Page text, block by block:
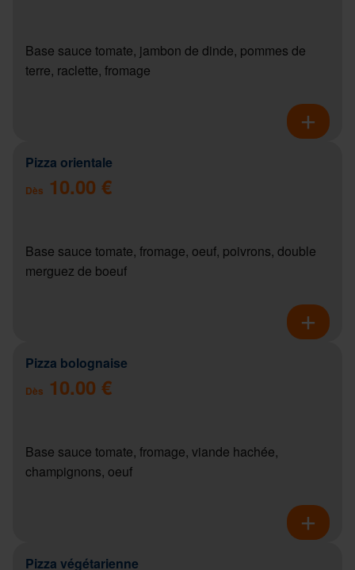
Base sauce tomate, jambon de dinde, pommes de
terre, raclette, fromage
Pizza orientale
Dès 10.00 €
Base sauce tomate, fromage, oeuf, poivrons, double
merguez de boeuf
Pizza bolognaise
Dès 10.00 €
Base sauce tomate, fromage, viande hachée,
champignons, oeuf
Pizza végétarienne